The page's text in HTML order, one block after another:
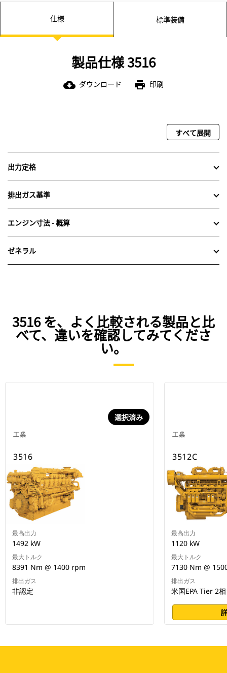
仕様 標準装備
製品仕様 3516
cloud_download ダウンロード print 印刷
すべて展開
出力定格
排出ガス基準
エンジン寸法 - 概算
ゼネラル
3516 を、よく比較される製品と比
べて、違いを確認してみてくださ
い。
工業
選択済み
3516
最高出力
1492 kW
最大トルク
8391 Nm @ 1400 rpm
排出ガス
非認定
工業
3512C
最高出力
1120 kW
最大トルク
7130 Nm @
排出ガス
米国EPA Tier 2